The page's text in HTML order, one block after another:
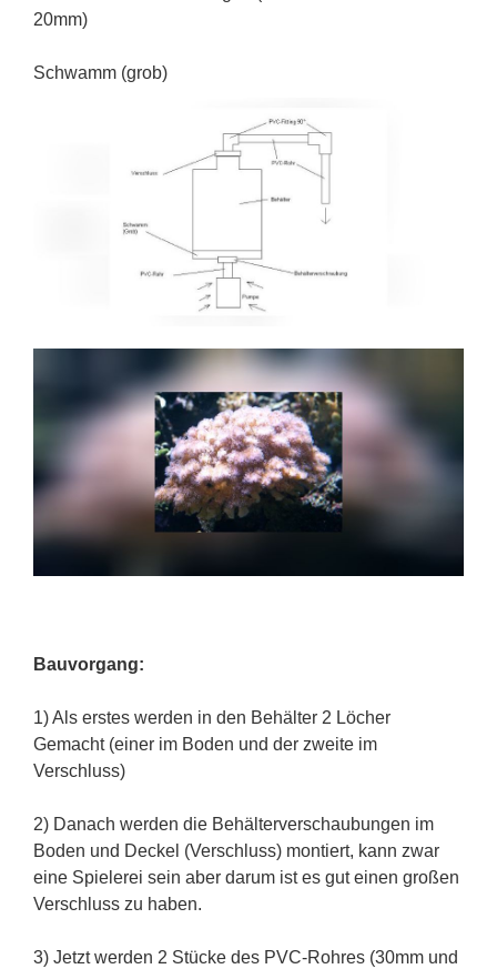
20mm)
Schwamm (grob)
Bauvorgang:
1) Als erstes werden in den Behälter 2 Löcher
Gemacht (einer im Boden und der zweite im
Verschluss)
2) Danach werden die Behälterverschaubungen im
Boden und Deckel (Verschluss) montiert, kann zwar
eine Spielerei sein aber darum ist es gut einen großen
Verschluss zu haben.
3) Jetzt werden 2 Stücke des PVC-Rohres (30mm und